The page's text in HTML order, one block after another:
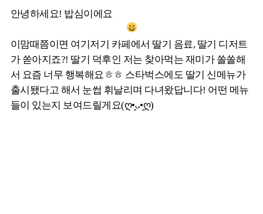
안녕하세요! 밥심이에요
이맘때쯤이면 여기저기 카페에서 딸기 음료, 딸기 디저트
가 쏟아지죠?! 딸기 덕후인 저는 찾아먹는 재미가 쏠쏠해
서 요즘 너무 행복해요ㅎㅎ 스타벅스에도 딸기 신메뉴가
출시됐다고 해서 눈썹 휘날리며 다녀왔답니다! 어떤 메뉴
들이 있는지 보여드릴게요(ღ•͈ᴗ•͈ღ)